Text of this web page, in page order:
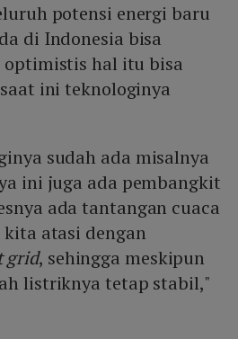
potensi energi baru
di Indonesia bisa
hal itu bisa
ini teknologinya
sudah ada misalnya
ini juga ada pembangkit
ada tantangan cuaca
atasi dengan
grid, sehingga meskipun
listriknya tetap stabil,"